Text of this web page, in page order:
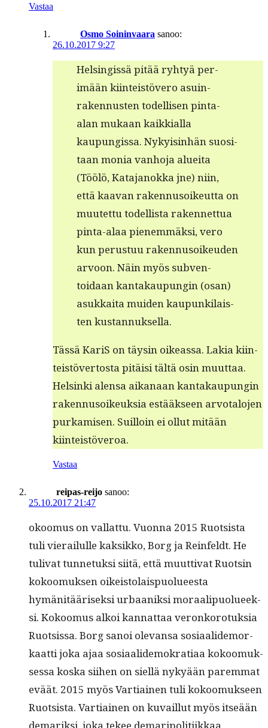
Vastaa
Osmo Soininvaara sanoo:
26.10.2017 9:27
Helsingis­sä pitää ryhtyä per­
imään kiin­teistövero asuin­
raken­nusten todel­lisen pin­ta-
alan mukaan kaikkial­la
kaupungis­sa. Nyky­is­in­hän suosi­
taan monia van­ho­ja aluei­ta
(Töölö, Kata­janok­ka jne) niin,
että kaa­van raken­nu­soikeut­ta on
muutet­tu todel­lista raken­net­tua
pin­ta-alaa pienem­mäk­si, vero
kun perus­tuu raken­nu­soikeu­den
arvoon. Näin myös sub­ven­
toidaan kan­takaupun­gin (osan)
asukkai­ta muiden kaupunki­lais­
ten kustannuksella.
Tässä KariS on täysin oike­as­sa. Lakia kiin­
teistöver­tos­ta pitäisi tältä osin muut­taa.
Helsin­ki alen­sa aikanaan kan­takaupun­gin
raken­nu­soikeuk­sia estääk­seen arvotalo­jen
purkamisen. Suil­loin ei ollut mitään
kiinteistöveroa.
Vastaa
reipas-reijo sanoo:
25.10.2017 21:47
okoomus on val­lat­tu. Vuon­na 2015 Ruot­sista
tuli vierailulle kak­sikko, Borg ja Rein­feldt. He
tuli­vat tun­netuk­si siitä, että muut­ti­vat Ruotsin
kokoomuk­sen oikeis­to­lais­puolueesta
hymänitäärisek­si urbaaniksi moraalipuolueek­
si. Kokoomus alkoi kan­nat­taa veronko­ro­tuk­sia
Ruot­sis­sa. Borg sanoi ole­vansa sosi­aalide­mor­
kaat­ti joka ajaa sosi­aalidemokra­ti­aa kokoomuk­
ses­sa kos­ka siihen on siel­lä nykyään parem­mat
eväät. 2015 myös Var­ti­ainen tuli kokoomuk­seen
Ruot­sista. Var­ti­ainen on kuvail­lut myös itseään
demarik­si, joka tekee demaripoli­ti­ikkaa